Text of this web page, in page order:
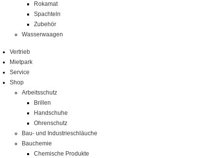
Rokamat
Spachteln
Zubehör
Wasserwaagen
Vertrieb
Mietpark
Service
Shop
Arbeitsschutz
Brillen
Handschuhe
Ohrenschutz
Bau- und Industrieschläuche
Bauchemie
Chemische Produkte